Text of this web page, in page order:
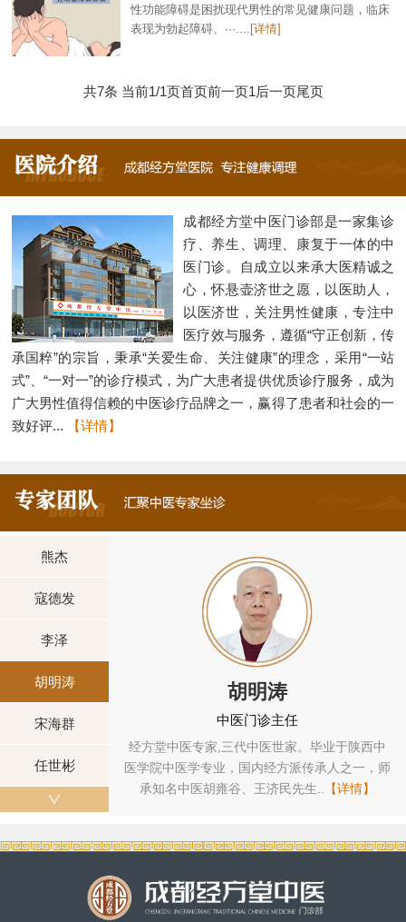
性功能障碍是困扰现代男性的常见健康问题，临床
表现为勃起障碍、···.... [详情]
共7条 当前1/1页首页前一页1后一页尾页
成都经方堂中医门诊部是一家集诊
疗、养生、调理、康复于一体的中
医门诊。自成立以来承大医精诚之
心，怀悬壶济世之愿，以医助人，
以医济世，关注男性健康，专注中
医疗效与服务，遵循“守正创新，传
承国粹”的宗旨，秉承“关爱生命、关注健康”的理念，采用“一站
式”、“一对一”的诊疗模式，为广大患者提供优质诊疗服务，成为
广大男性值得信赖的中医诊疗品牌之一，赢得了患者和社会的一
致好评...
【详情】
熊杰
寇德发
李泽
胡明涛
宋海群
任世彬
中医门诊主任
经方堂中医专家,三代中医世家。毕业于陕西中
医学院中医学专业，国内经方派传承人之一，师
承知名中医胡雍谷、王济民先生..【详情】
主治中
方堂专